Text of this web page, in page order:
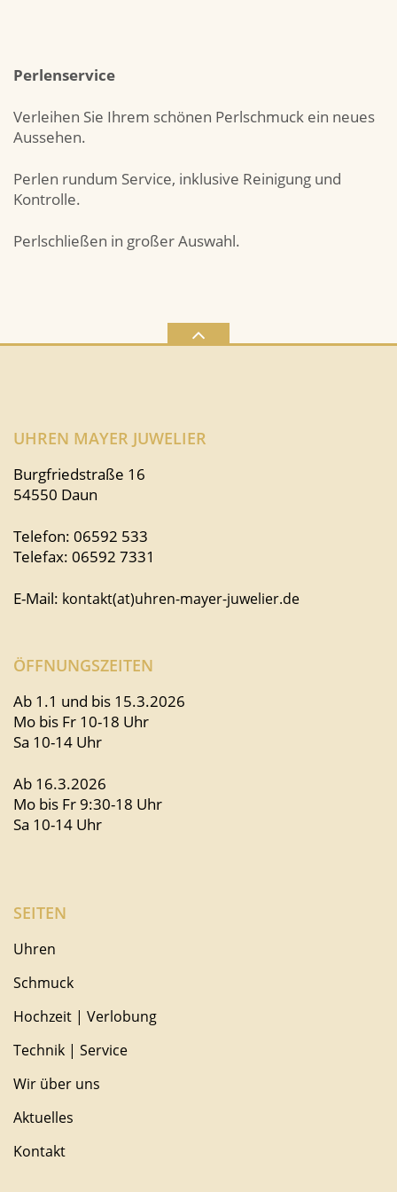
Perlenservice
Verleihen Sie Ihrem schönen Perlschmuck ein neues
Aussehen.
Perlen rundum Service, inklusive Reinigung und
Kontrolle.
Perlschließen in großer Auswahl.
UHREN MAYER JUWELIER
Burgfriedstraße 16
54550 Daun
Telefon: 06592 533
Telefax: 06592 7331
E-Mail: kontakt(at)uhren-mayer-juwelier.de
ÖFFNUNGSZEITEN
Ab 1.1 und bis 15.3.2026
Mo bis Fr 10-18 Uhr
Sa 10-14 Uhr
Ab 16.3.2026
Mo bis Fr 9:30-18 Uhr
Sa 10-14 Uhr
SEITEN
Uhren
Schmuck
Hochzeit | Verlobung
Technik | Service
Wir über uns
Aktuelles
Kontakt